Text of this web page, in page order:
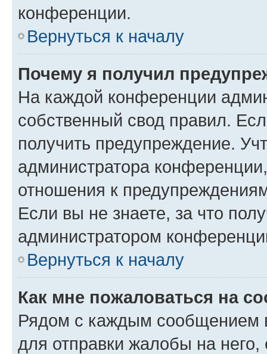
конференции.
Вернуться к началу
Почему я получил
На каждой конференции
собственный свод правил.
получить предупреждение.
администратора
отношения к
Если вы не знаете, за что
администратором
Вернуться к началу
Как мне пожаловаться на
Рядом с каждым сообщением
для отправки жалобы на